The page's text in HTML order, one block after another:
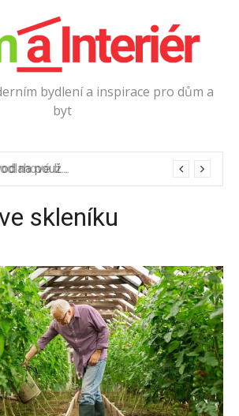
bydlení a inspirace pro dům a
byt
Jak vybrat podlahové lišty?
skleníku